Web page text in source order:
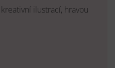
ilustrací, hravou